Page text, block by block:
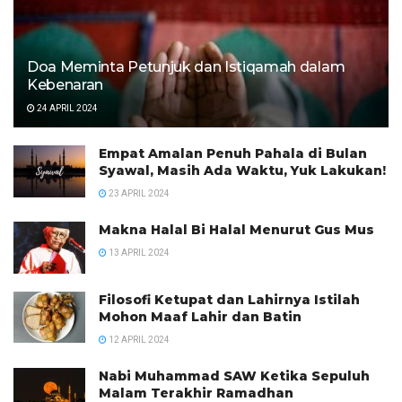
Doa Meminta Petunjuk dan Istiqamah dalam
Kebenaran
24 APRIL 2024
Empat Amalan Penuh Pahala di Bulan
Syawal, Masih Ada Waktu, Yuk Lakukan!
23 APRIL 2024
Makna Halal Bi Halal Menurut Gus Mus
13 APRIL 2024
Filosofi Ketupat dan Lahirnya Istilah
Mohon Maaf Lahir dan Batin
12 APRIL 2024
Nabi Muhammad SAW Ketika Sepuluh
Malam Terakhir Ramadhan